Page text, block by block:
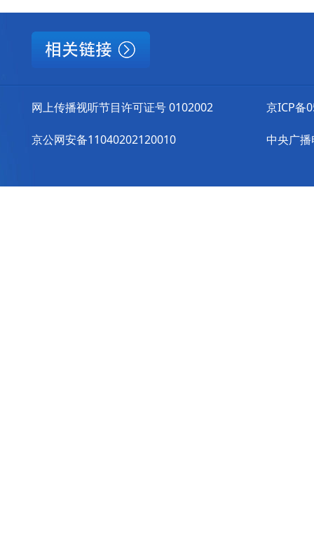
网上传播视听节目许可证号 0102002
京公网安备11040202120010
京ICP备
中央广